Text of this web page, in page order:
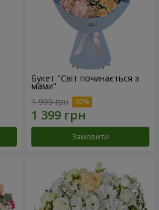
Букет "Світ починається з
мами"
1 999 грн
Замовити